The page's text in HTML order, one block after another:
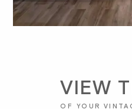
VIEW
OF YOUR